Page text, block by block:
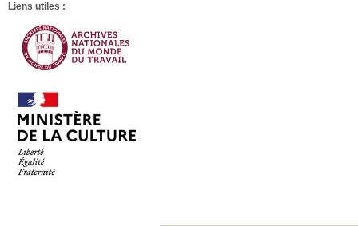
Liens utiles :